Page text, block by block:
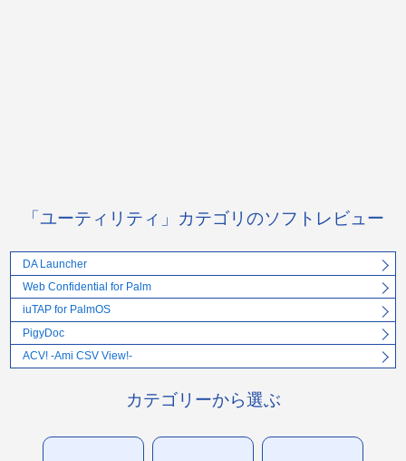
「ユーティリティ」カテゴリのソフトレビュー
DA Launcher
Web Confidential for Palm
iuTAP for PalmOS
PigyDoc
ACV! -Ami CSV View!-
カテゴリーから選ぶ